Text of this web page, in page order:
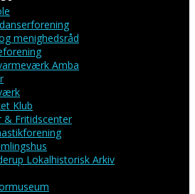
menighedsråd
Amba
Klub
& Fritidscenter
Lokalhistorisk Arkiv